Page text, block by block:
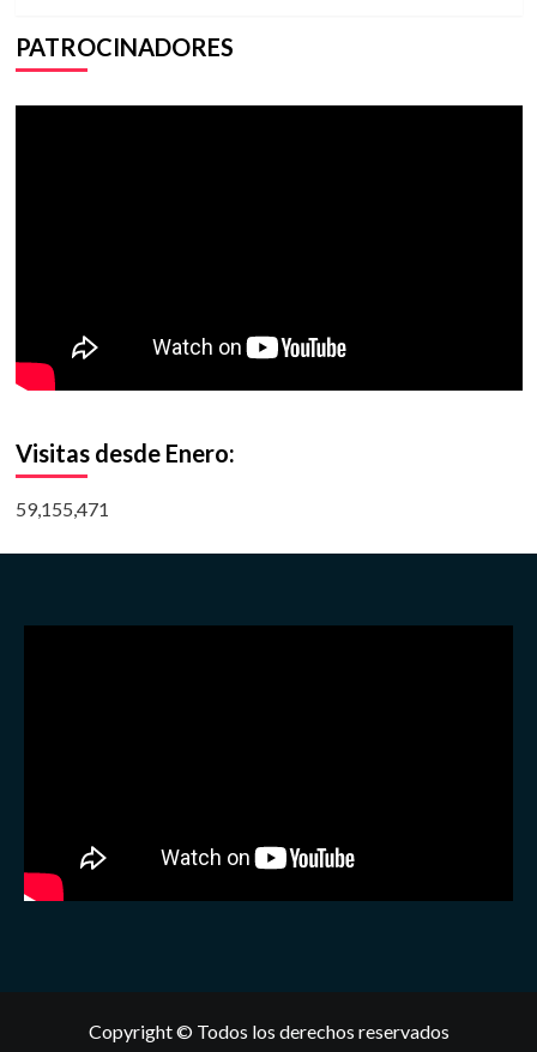
PATROCINADORES
Visitas desde Enero:
59,155,471
Copyright © Todos los derechos reservados